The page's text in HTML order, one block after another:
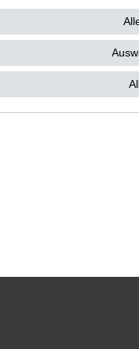
31,86 €
zzgl.Versandkosten